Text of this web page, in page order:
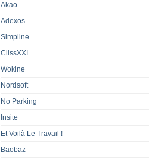
Akao
Adexos
Simpline
ClissXXI
Wokine
Nordsoft
No Parking
Insite
Et Voilà Le Travail !
Baobaz